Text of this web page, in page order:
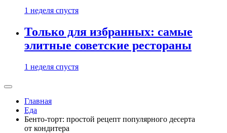
1 неделя спустя
Только для избранных: самые
элитные советские рестораны
1 неделя спустя
Главная
Еда
Бенто-торт: простой рецепт популярного десерта
от кондитера